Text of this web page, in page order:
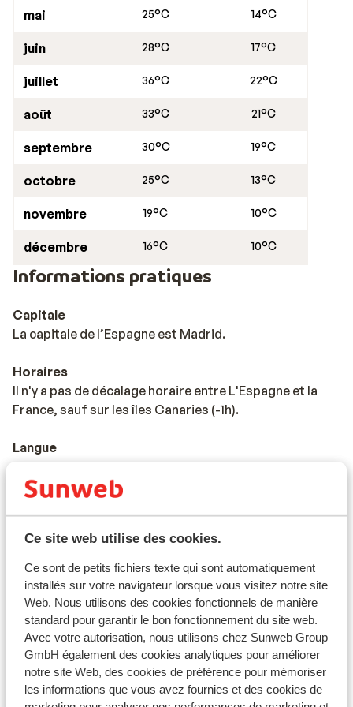
Ce site web utilise des cookies.
Ce sont de petits fichiers texte qui sont automatiquement
installés sur votre navigateur lorsque vous visitez notre site
Web. Nous utilisons des cookies fonctionnels de manière
standard pour garantir le bon fonctionnement du site web.
Avec votre autorisation, nous utilisons chez Sunweb Group
GmbH également des cookies analytiques pour améliorer
notre site Web, des cookies de préférence pour mémoriser
les informations que vous avez fournies et des cookies de
mai 25°C 14°C
juin 28°C 17°C
juillet 36°C 22°C
août 33°C 21°C
septembre 30°C 19°C
octobre 25°C 13°C
novembre 19°C 10°C
décembre 16°C 10°C
Informations pratiques
Capitale
La capitale de l’Espagne est Madrid.
Horaires
Il n'y a pas de décalage horaire entre L'Espagne et la
France, sauf sur les îles Canaries (-1h).
Langue
La langue officielle est l’espagnol.
par carte bancaire en Espagne et aux îles Canaries.
Pourboires
Il est habituel en Espagne de donner 5% à 10% de
pourboires.
Norme électrique
Comme dans la majorité des pays en Europe, la tension
varie entre 220 et 240 V. Un